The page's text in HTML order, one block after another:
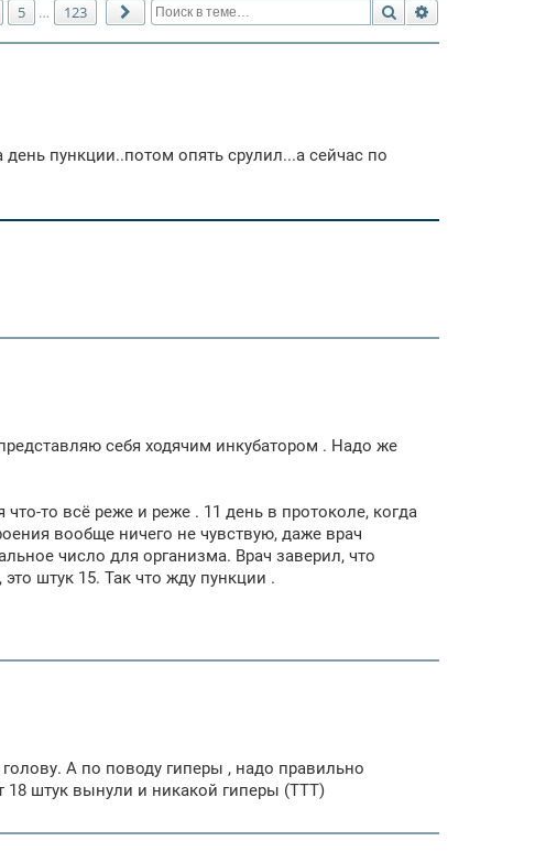
Поиск
5 … 123 След.
пункции..потом опять срулил...а сейчас по
себя ходячим инкубатором . Надо же
то всё реже и реже . 11 день в протоколе, когда
вообще ничего не чувствую, даже врач
число для организма. Врач заверил, что
штук 15. Так что жду пункции .
А по поводу гиперы , надо правильно
18 штук вынули и никакой гиперы (ТТТ)